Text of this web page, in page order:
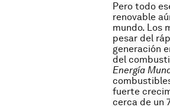
Pero todo
renovable
mundo. Los
pesar del
generación
del
Energía
fuerte
cerca de un